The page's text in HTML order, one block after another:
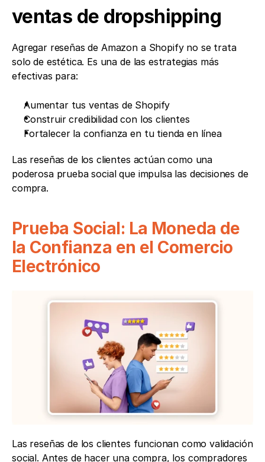
ventas de dropshipping
Agregar reseñas de Amazon a Shopify no se trata
solo de estética. Es una de las estrategias más
efectivas para:
Aumentar tus ventas de Shopify
Construir credibilidad con los clientes
Fortalecer la confianza en tu tienda en línea
Las reseñas de los clientes actúan como una
poderosa prueba social que impulsa las decisiones de
compra.
Prueba Social: La Moneda de
la Confianza en el Comercio
Electrónico
Las reseñas de los clientes funcionan como validación
social. Antes de hacer una compra, los compradores